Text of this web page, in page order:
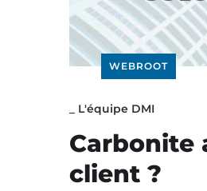
WEBROOT
L'équipe DMI
Carbonite
client ?